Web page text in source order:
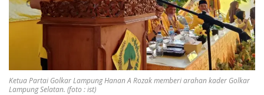
Ketua Partai Golkar Lampung Hanan A Rozak memberi arahan kader Golkar
Lampung Selatan. (foto : ist)